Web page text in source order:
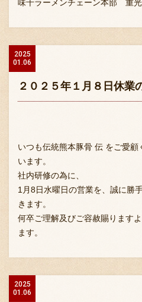
味千ラーメンチェーン本部 重
2025
01.06
２０２５年１月８日休業
いつも伝統熊本豚骨 伝 をご愛
います。
社内研修の為に、
1月8日水曜日の営業を、誠に勝
きます。
何卒ご理解及びご容赦賜ります
ます。
2025
01.06